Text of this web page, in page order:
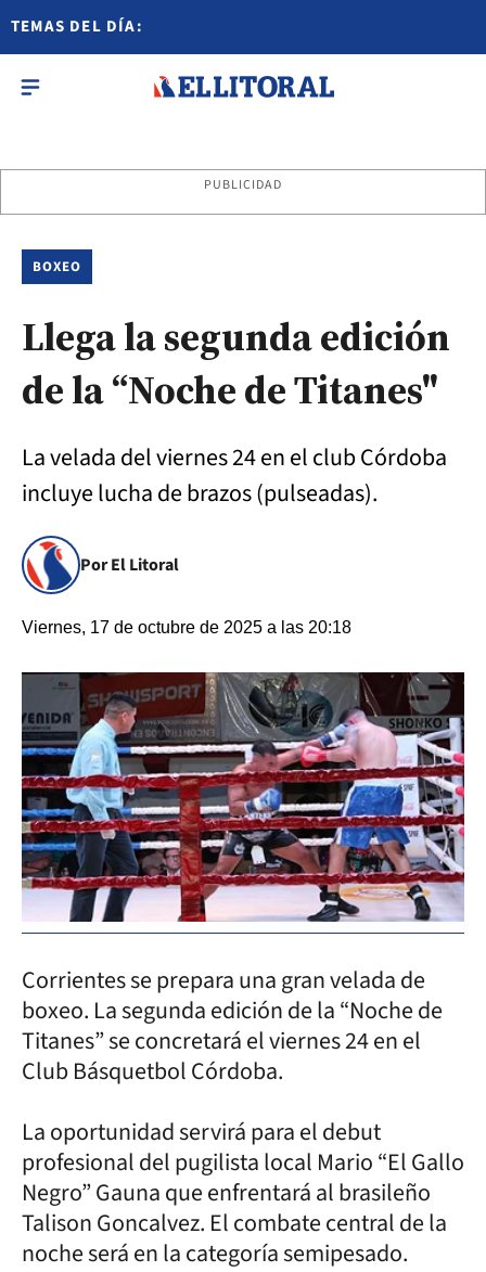
TEMAS DEL DÍA:
PUBLICIDAD
BOXEO
Llega la segunda edición
de la “Noche de Titanes"
La velada del viernes 24 en el club Córdoba
incluye lucha de brazos (pulseadas).
Por El Litoral
Viernes, 17 de octubre de 2025 a las 20:18
Corrientes se prepara una gran velada de
boxeo. La segunda edición de la “Noche de
Titanes” se concretará el viernes 24 en el
Club Básquetbol Córdoba.
La oportunidad servirá para el debut
profesional del pugilista local Mario “El Gallo
Negro” Gauna que enfrentará al brasileño
Talison Goncalvez. El combate central de la
noche será en la categoría semipesado.